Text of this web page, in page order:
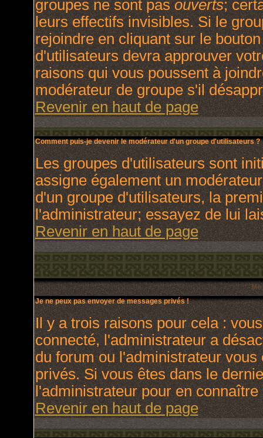
groupes ne sont pasouverts;
leurs effectifs invisibles. Si le
rejoindre en cliquant sur le
d'utilisateurs devra approuver
raisons qui vous poussent à
modérateur de groupe s'il
Revenir en haut de page
Comment puis-je devenir le modérateur d'un groupe d'utilisateurs ?
Les groupes d'utilisateurs sont
assigne également un
d'un groupe d'utilisateurs, la
l'administrateur; essayez de lui
Revenir en haut de page
Je ne peux pas envoyer de messages privés !
Il y a trois raisons pour cela :
connecté, l'administrateur a
du forum ou l'administrateur
privés. Si vous êtes dans le
l'administrateur pour en connaître
Revenir en haut de page